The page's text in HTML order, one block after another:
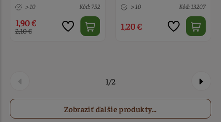
> 10 Kód: 752
1,90 €
2,10 €
> 10 Kód: 13207
1,20 €
1/2
Zobraziť ďalšie produkty...